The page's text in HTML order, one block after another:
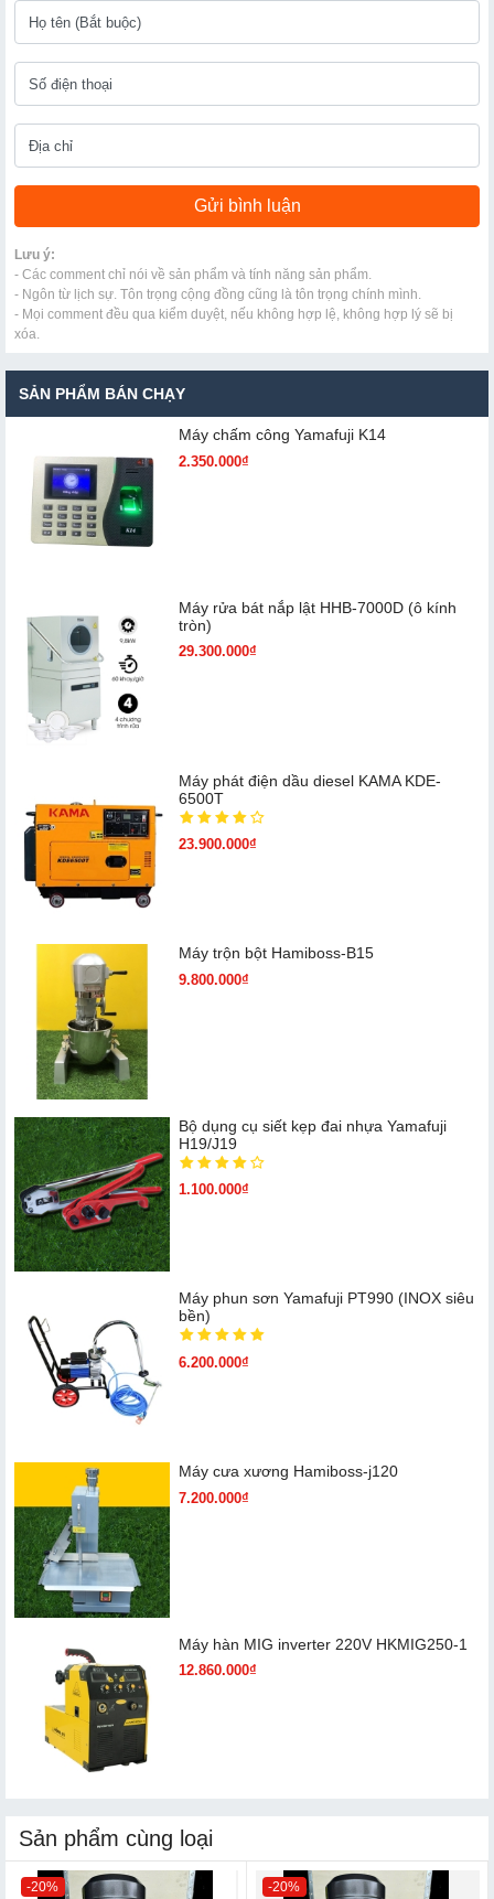
Lưu ý:
- Các comment chỉ nói về sản phẩm và tính năng sản phẩm.
- Ngôn từ lịch sự. Tôn trọng cộng đồng cũng là tôn trọng chính mình.
- Mọi comment đều qua kiểm duyệt, nếu không hợp lệ, không hợp lý sẽ bị
xóa.
SẢN PHẨM BÁN CHẠY
Máy chấm cô​ng Yamafuji K14
2.350.000₫
Máy rửa bát nắp lật HHB-7000D (ô kính
tròn)
29.300.000₫
Máy phát điện dầu diesel KAMA KDE-
6500T
23.900.000₫
Máy trộn bột Hamiboss-B15
9.800.000₫
Bộ dụng cụ siết kẹp đai nhựa Yamafuji
H19/J19
1.100.000₫
Máy phun sơn Yamafuji PT990 (INOX siêu
bền)
6.200.000₫
Máy cưa xương Hamiboss-j120
7.200.000₫
Máy hàn MIG inverter 220V HKMIG250-1
12.860.000₫
Sản phẩm cùng loại
-20% -20%